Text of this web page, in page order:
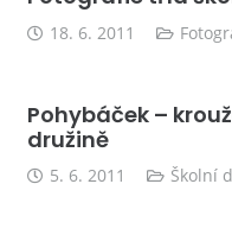
18. 6. 2011
Pohybáček –
družině
5. 6. 2011 Školní